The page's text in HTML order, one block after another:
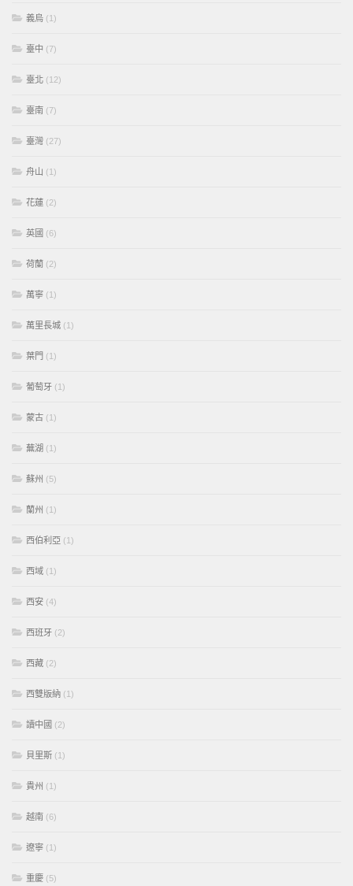
義烏 (1)
臺中 (7)
臺北 (12)
臺南 (7)
臺灣 (27)
舟山 (1)
花蓮 (2)
英國 (6)
荷蘭 (2)
萬寧 (1)
萬里長城 (1)
葉門 (1)
葡萄牙 (1)
蒙古 (1)
蕪湖 (1)
蘇州 (5)
蘭州 (1)
西伯利亞 (1)
西域 (1)
西安 (4)
西班牙 (2)
西藏 (2)
西雙版納 (1)
讀中國 (2)
貝里斯 (1)
貴州 (1)
越南 (6)
遼寧 (1)
重慶 (5)